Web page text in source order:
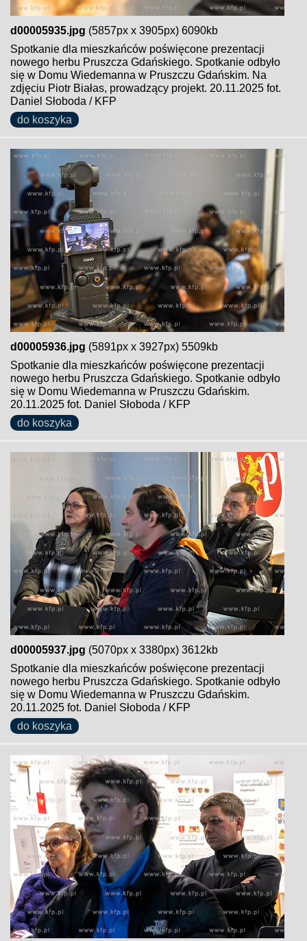
d00005935.jpg (5857px x 3905px) 6090kb
Spotkanie dla mieszkańców poświęcone prezentacji
nowego herbu Pruszcza Gdańskiego. Spotkanie odbyło
się w Domu Wiedemanna w Pruszczu Gdańskim. Na
zdjęciu Piotr Białas, prowadzący projekt. 20.11.2025 fot.
Daniel Słoboda / KFP
do koszyka
d00005936.jpg (5891px x 3927px) 5509kb
Spotkanie dla mieszkańców poświęcone prezentacji
nowego herbu Pruszcza Gdańskiego. Spotkanie odbyło
się w Domu Wiedemanna w Pruszczu Gdańskim.
20.11.2025 fot. Daniel Słoboda / KFP
do koszyka
d00005937.jpg (5070px x 3380px) 3612kb
Spotkanie dla mieszkańców poświęcone prezentacji
nowego herbu Pruszcza Gdańskiego. Spotkanie odbyło
się w Domu Wiedemanna w Pruszczu Gdańskim.
20.11.2025 fot. Daniel Słoboda / KFP
do koszyka